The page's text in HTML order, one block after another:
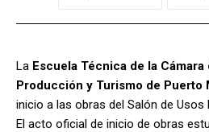
La Escuela Técnica de la
Producción y Turismo de Puerto
inicio a las obras del Salón de Usos
El acto oficial de inicio de obras